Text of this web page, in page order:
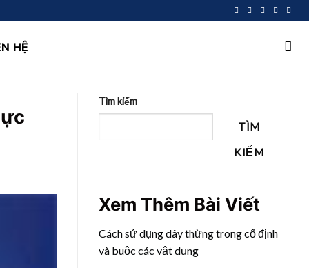
HỆ
Tìm kiếm
TÌM
KIẾM
Xem Thêm Bài Viết
Cách sử dụng dây thừng trong cố định
và buộc các vật dụng